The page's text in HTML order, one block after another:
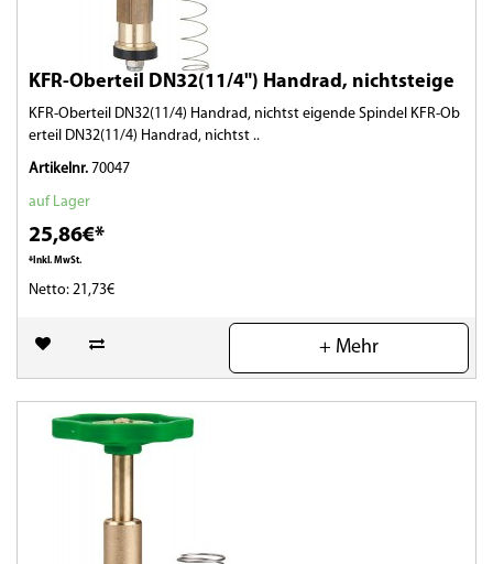
KFR-Oberteil DN32(11/4") Handrad, nichtsteige
KFR-Oberteil DN32(11/4) Handrad, nichtst eigende Spindel KFR-Ob
erteil DN32(11/4) Handrad, nichtst ..
Artikelnr. 70047
auf Lager
25,86€*
*Inkl. MwSt.
Netto: 21,73€
(0)
+ Mehr